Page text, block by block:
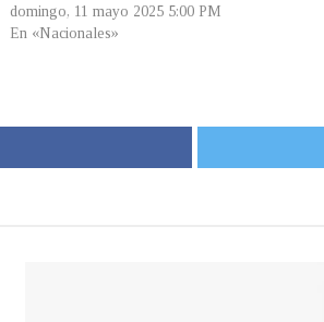
domingo, 11 mayo 2025 5:00 PM
En «Nacionales»